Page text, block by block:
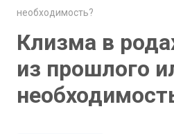
необходимость?
Клизма в
из прошлого